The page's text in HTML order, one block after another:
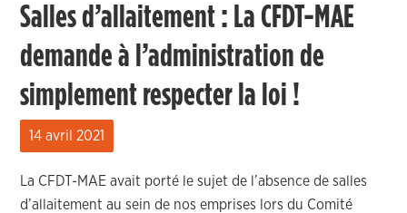
Salles d’allaitement : La CFDT-MAE
demande à l’administration de
simplement respecter la loi !
14 avril 2021
La CFDT-MAE avait porté le sujet de l’absence de salles
d’allaitement au sein de nos emprises lors du Comité